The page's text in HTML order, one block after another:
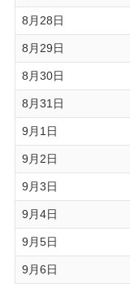
8月28日
8月29日
8月30日
8月31日
9月1日
9月2日
9月3日
9月4日
9月5日
9月6日